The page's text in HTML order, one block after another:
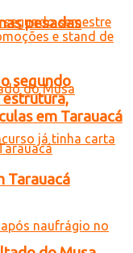
pesadas
segundo
estrutura,
em Tarauacá
Tarauacá